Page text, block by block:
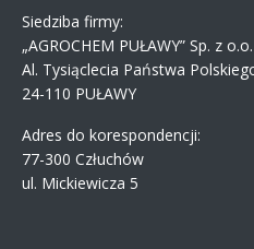
Siedziba firmy:
„AGROCHEM PUŁAWY” Sp. z o.o.
Al. Tysiąclecia Państwa
24-110 PUŁAWY
Adres do korespondencji:
77-300 Człuchów
ul. Mickiewicza 5